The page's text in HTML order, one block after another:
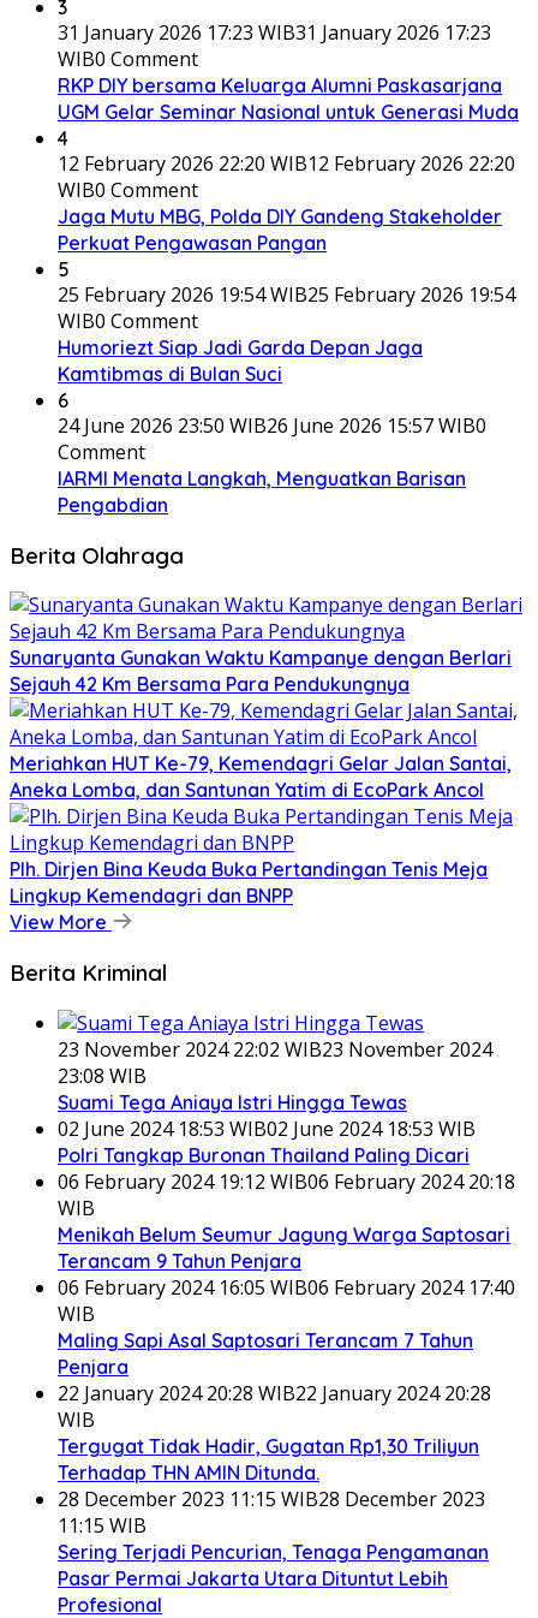
3
31 January 2026 17:23 WIB31 January 2026 17:23
WIB0 Comment
RKP DIY bersama Keluarga Alumni Paskasarjana
UGM Gelar Seminar Nasional untuk Generasi Muda
4
12 February 2026 22:20 WIB12 February 2026 22:20
WIB0 Comment
Jaga Mutu MBG, Polda DIY Gandeng Stakeholder
Perkuat Pengawasan Pangan
5
25 February 2026 19:54 WIB25 February 2026 19:54
WIB0 Comment
Humoriezt Siap Jadi Garda Depan Jaga
Kamtibmas di Bulan Suci
6
24 June 2026 23:50 WIB26 June 2026 15:57 WIB0
Comment
IARMI Menata Langkah, Menguatkan Barisan
Pengabdian
Berita Olahraga
Sunaryanta Gunakan Waktu Kampanye dengan Berlari
Sejauh 42 Km Bersama Para Pendukungnya
Meriahkan HUT Ke-79, Kemendagri Gelar Jalan Santai,
Aneka Lomba, dan Santunan Yatim di EcoPark Ancol
Plh. Dirjen Bina Keuda Buka Pertandingan Tenis Meja
Lingkup Kemendagri dan BNPP
View More
Berita Kriminal
23 November 2024 22:02 WIB23 November 2024
23:08 WIB
Suami Tega Aniaya Istri Hingga Tewas
02 June 2024 18:53 WIB02 June 2024 18:53 WIB
Polri Tangkap Buronan Thailand Paling Dicari
06 February 2024 19:12 WIB06 February 2024 20:18
WIB
Menikah Belum Seumur Jagung Warga Saptosari
Terancam 9 Tahun Penjara
06 February 2024 16:05 WIB06 February 2024 17:40
WIB
Maling Sapi Asal Saptosari Terancam 7 Tahun
Penjara
22 January 2024 20:28 WIB22 January 2024 20:28
WIB
Tergugat Tidak Hadir, Gugatan Rp1,30 Triliyun
Terhadap THN AMIN Ditunda.
28 December 2023 11:15 WIB28 December 2023
11:15 WIB
Sering Terjadi Pencurian, Tenaga Pengamanan
Pasar Permai Jakarta Utara Dituntut Lebih
Profesional